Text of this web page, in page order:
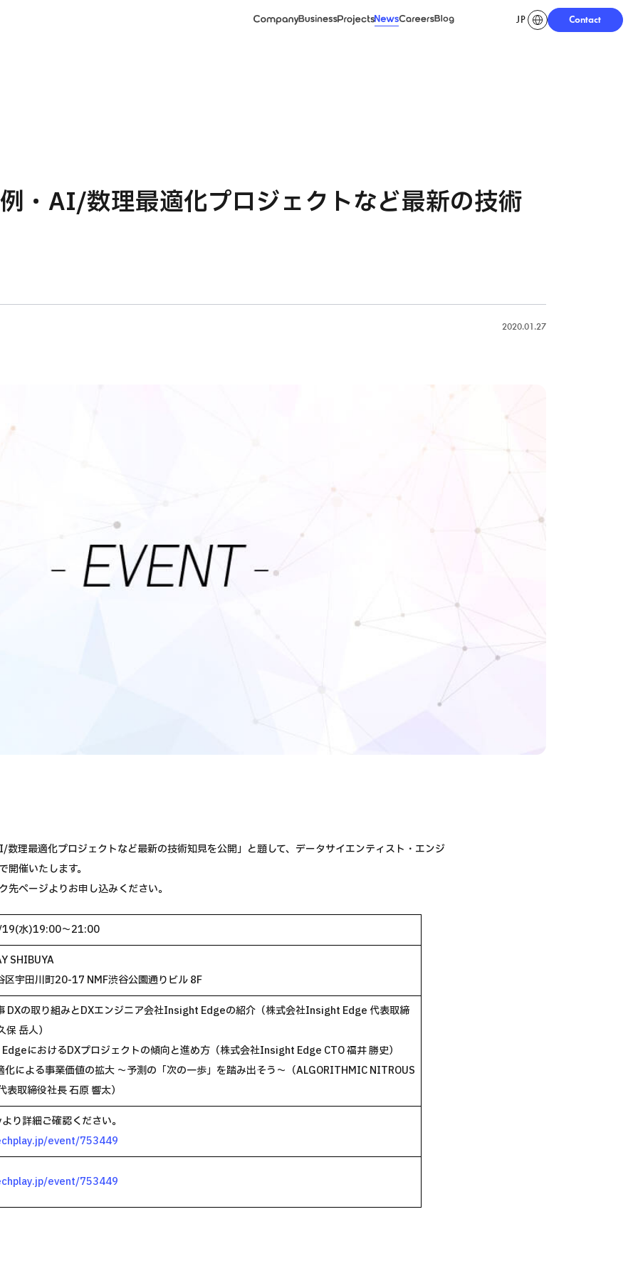
News Careers
JP Contact
・AI/数理最適化プロジェクトなど最新の技術
2020.01.27
理最適化プロジェクトなど最新の技術知見を公開」と題して、データサイエンティスト・エンジ
催いたします。
ページよりお申し込みください。
水)19:00〜21:00
SHIBUYA
区宇田川町20-17 NMF渋谷公園通りビル 8F
DXの取り組みとDXエンジニア会社Insight Edgeの紹介（株式会社Insight Edge 代表取締
保 岳人）
におけるDXプロジェクトの傾向と進め方（株式会社Insight Edge CTO 福井 勝史）
化による事業価値の拡大 〜予測の「次の一歩」を踏み出そう〜（ALGORITHMIC NITROUS
表取締役社長 石原 響太）
り詳細ご確認ください。
event/753449
event/753449